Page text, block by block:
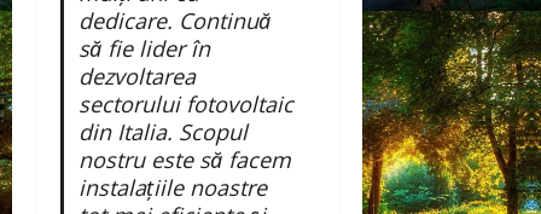
dedicare. Continuă
să fie lider în
dezvoltarea
sectorului fotovoltaic
din Italia. Scopul
nostru este să facem
instalațiile noastre